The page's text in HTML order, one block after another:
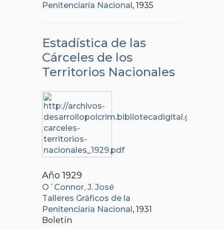
Penitenciaría Nacional , 1935
Estadística de las
Cárceles de los
Territorios Nacionales
Año 1929
O´Connor, J. José
Talleres Gráficos de la
Penitenciaría Nacional , 1931
Boletín